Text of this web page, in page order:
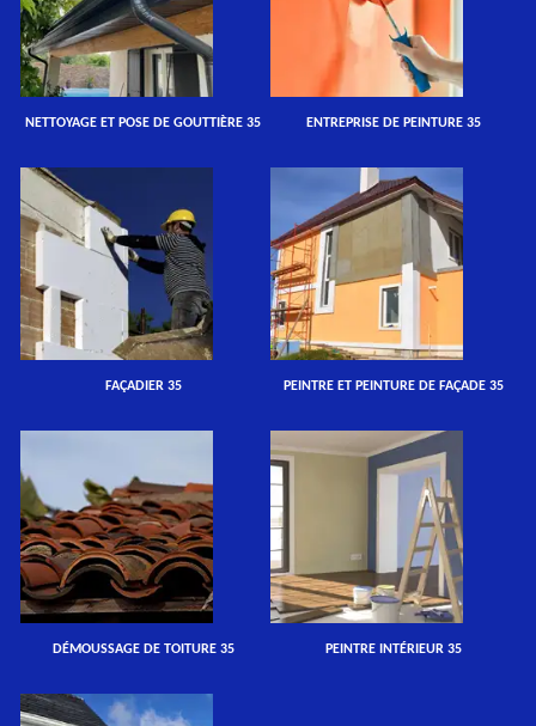
NETTOYAGE ET POSE DE GOUTTIÈRE 35 ENTREPRISE DE PEINTURE 35
FAÇADIER 35 PEINTRE ET PEINTURE DE FAÇADE 35
DÉMOUSSAGE DE TOITURE 35 PEINTRE INTÉRIEUR 35